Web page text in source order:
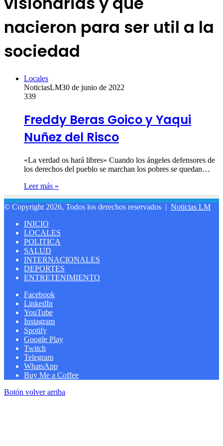
nacieron para ser util a la
sociedad
Locales
NoticiasLM30 de junio de 2022
339
Freddy Beras Goico y Yaqui
Nuñez del Risco
«La verdad os hará libres» Cuando los ángeles defensores de
los derechos del pueblo se marchan los pobres se quedan…
Leer más »
© Copyright 2026, Todos los derechos reservados | Noticias LM
INICIO
LOCALES
POLITICA
SALUD
INTERNACIONALES
DEPORTES
ENTRETENIMIENTO
Facebook
LinkedIn
YouTube
Instagram
Spotify
Google Play
Twitch
Telegram
WhatsApp
Buy Me a Coffee
Botón volver arriba